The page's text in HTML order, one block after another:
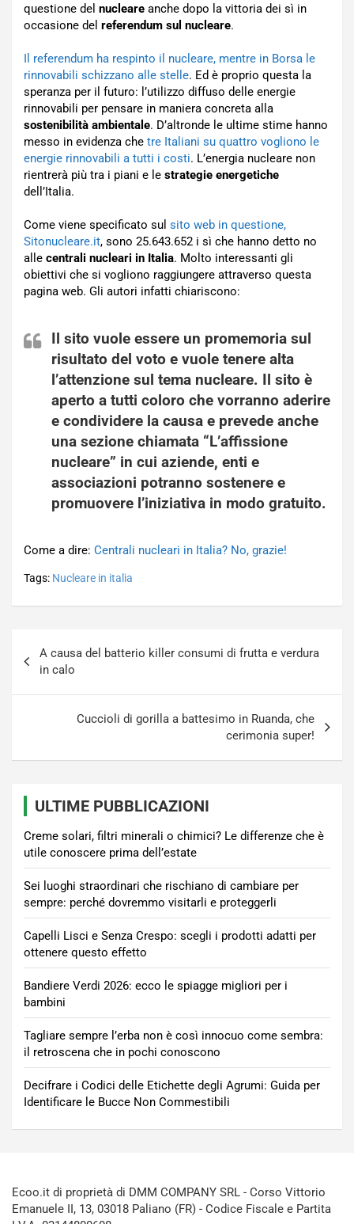
questione del nucleare anche dopo la vittoria dei sì in
occasione del referendum sul nucleare.
Il referendum ha respinto il nucleare, mentre in Borsa le
rinnovabili schizzano alle stelle. Ed è proprio questa la
speranza per il futuro: l’utilizzo diffuso delle energie
rinnovabili per pensare in maniera concreta alla
sostenibilità ambientale. D’altronde le ultime stime hanno
messo in evidenza che tre Italiani su quattro vogliono le
energie rinnovabili a tutti i costi. L’energia nucleare non
rientrerà più tra i piani e le strategie energetiche
dell’Italia.
Come viene specificato sul sito web in questione,
Sitonucleare.it, sono 25.643.652 i sì che hanno detto no
alle centrali nucleari in Italia. Molto interessanti gli
obiettivi che si vogliono raggiungere attraverso questa
pagina web. Gli autori infatti chiariscono:
Il sito vuole essere un promemoria sul
risultato del voto e vuole tenere alta
l’attenzione sul tema nucleare. Il sito è
aperto a tutti coloro che vorranno aderire
e condividere la causa e prevede anche
una sezione chiamata “L’affissione
nucleare” in cui aziende, enti e
associazioni potranno sostenere e
promuovere l’iniziativa in modo gratuito.
Come a dire: Centrali nucleari in Italia? No, grazie!
Tags: Nucleare in italia
articoli
A causa del batterio killer consumi di frutta e verdura
in calo
Cuccioli di gorilla a battesimo in Ruanda, che
cerimonia super!
ULTIME PUBBLICAZIONI
Creme solari, filtri minerali o chimici? Le differenze che è
utile conoscere prima dell’estate
Sei luoghi straordinari che rischiano di cambiare per
sempre: perché dovremmo visitarli e proteggerli
Capelli Lisci e Senza Crespo: scegli i prodotti adatti per
ottenere questo effetto
Bandiere Verdi 2026: ecco le spiagge migliori per i
bambini
Tagliare sempre l’erba non è così innocuo come sembra:
il retroscena che in pochi conoscono
Decifrare i Codici delle Etichette degli Agrumi: Guida per
Identificare le Bucce Non Commestibili
Ecoo.it di proprietà di DMM COMPANY SRL - Corso Vittorio
Emanuele II, 13, 03018 Paliano (FR) - Codice Fiscale e Partita